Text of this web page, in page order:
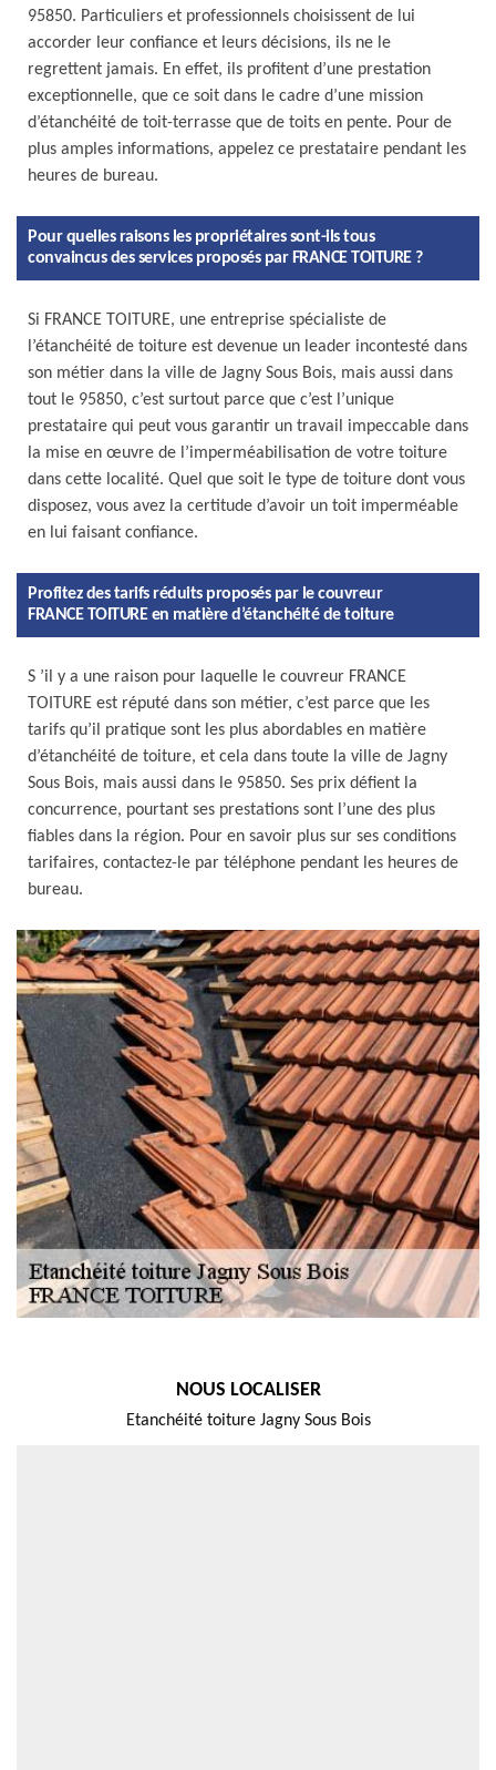
95850. Particuliers et professionnels choisissent de lui
accorder leur confiance et leurs décisions, ils ne le
regrettent jamais. En effet, ils profitent d’une prestation
exceptionnelle, que ce soit dans le cadre d’une mission
d’étanchéité de toit-terrasse que de toits en pente. Pour de
plus amples informations, appelez ce prestataire pendant les
heures de bureau.
Pour quelles raisons les propriétaires sont-ils tous
convaincus des services proposés par FRANCE TOITURE ?
Si FRANCE TOITURE, une entreprise spécialiste de
l’étanchéité de toiture est devenue un leader incontesté dans
son métier dans la ville de Jagny Sous Bois, mais aussi dans
tout le 95850, c’est surtout parce que c’est l’unique
prestataire qui peut vous garantir un travail impeccable dans
la mise en œuvre de l’imperméabilisation de votre toiture
dans cette localité. Quel que soit le type de toiture dont vous
disposez, vous avez la certitude d’avoir un toit imperméable
en lui faisant confiance.
Profitez des tarifs réduits proposés par le couvreur
FRANCE TOITURE en matière d’étanchéité de toiture
S ’il y a une raison pour laquelle le couvreur FRANCE
TOITURE est réputé dans son métier, c’est parce que les
tarifs qu’il pratique sont les plus abordables en matière
d’étanchéité de toiture, et cela dans toute la ville de Jagny
Sous Bois, mais aussi dans le 95850. Ses prix défient la
concurrence, pourtant ses prestations sont l’une des plus
fiables dans la région. Pour en savoir plus sur ses conditions
tarifaires, contactez-le par téléphone pendant les heures de
bureau.
NOUS LOCALISER
Etanchéité toiture Jagny Sous Bois